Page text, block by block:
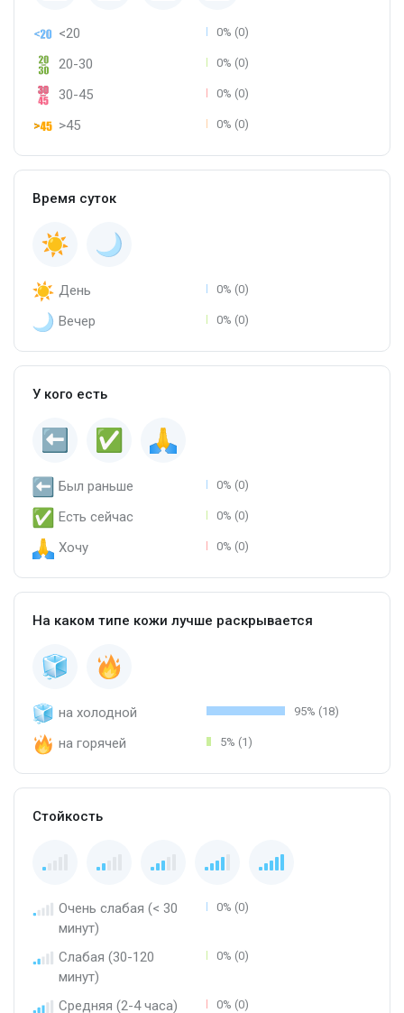
<20 0% (0)
20-30 0% (0)
30-45 0% (0)
>45 0% (0)
Время суток
День 0% (0)
Вечер 0% (0)
У кого есть
Был раньше 0% (0)
Есть сейчас 0% (0)
Хочу 0% (0)
На каком типе кожи лучше раскрывается
на холодной 95% (18)
на горячей 5% (1)
Стойкость
Очень слабая (< 30
минут)
0% (0)
Слабая (30-120
минут)
0% (0)
Средняя (2-4 часа) 0% (0)